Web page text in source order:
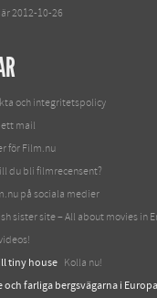
2012-10-26
och integritetspolicy
ett mail
för Film.nu
du bli filmrecensent?
på sociala medier
sister site – All about movies in
tiny house Kolla nu!
och farliga bergsvägarna i Europa